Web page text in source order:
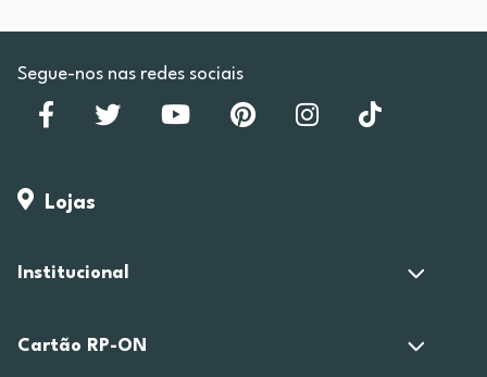
Segue-nos nas redes sociais
Lojas
Institucional
Cartão RP-ON